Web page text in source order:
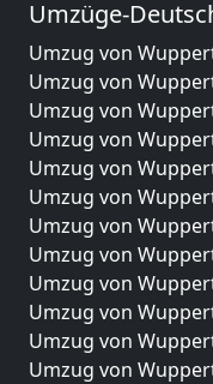
Umzüge-
Umzug von
Umzug von
Umzug von
Umzug von
Umzug von
Umzug von
Umzug von
Umzug von
Umzug von
Umzug von
Umzug von
Umzug von